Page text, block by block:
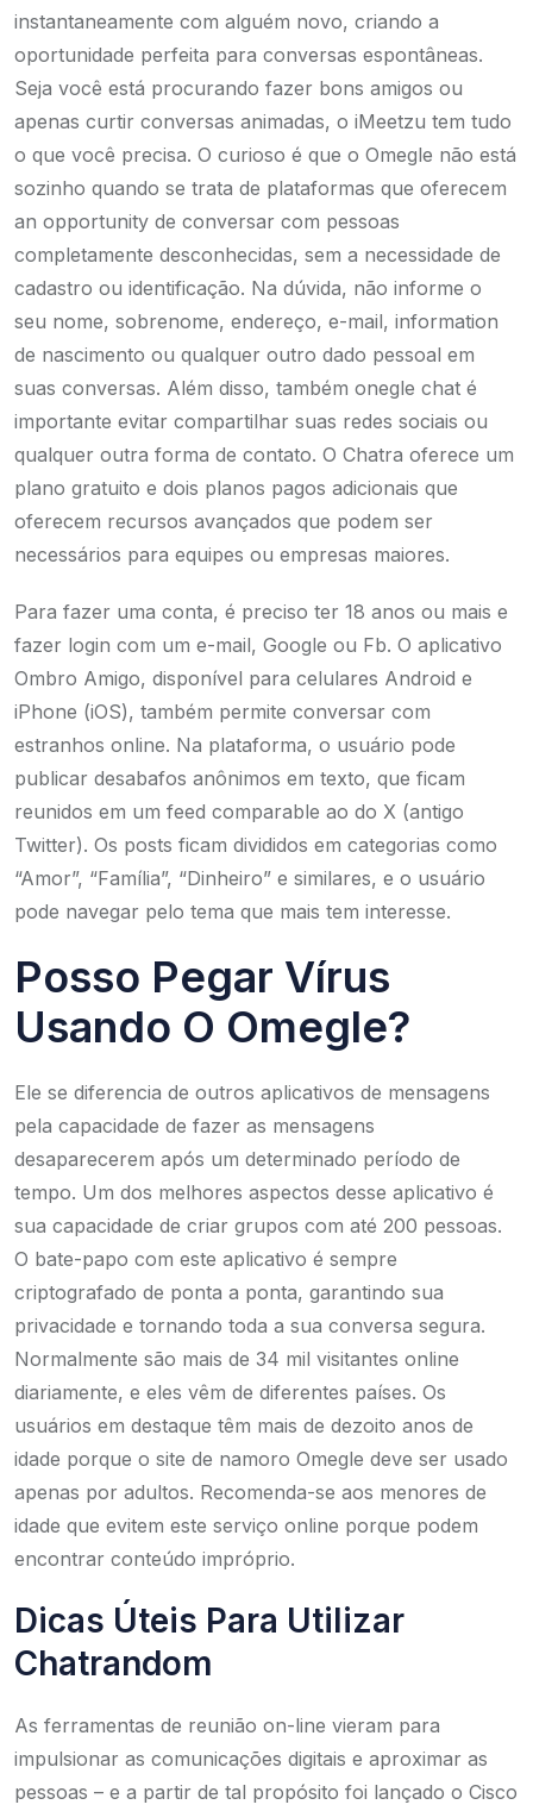
instantaneamente com alguém novo, criando a
oportunidade perfeita para conversas espontâneas.
Seja você está procurando fazer bons amigos ou
apenas curtir conversas animadas, o iMeetzu tem tudo
o que você precisa. O curioso é que o Omegle não está
sozinho quando se trata de plataformas que oferecem
an opportunity de conversar com pessoas
completamente desconhecidas, sem a necessidade de
cadastro ou identificação. Na dúvida, não informe o
seu nome, sobrenome, endereço, e-mail, information
de nascimento ou qualquer outro dado pessoal em
suas conversas. Além disso, também onegle chat é
importante evitar compartilhar suas redes sociais ou
qualquer outra forma de contato. O Chatra oferece um
plano gratuito e dois planos pagos adicionais que
oferecem recursos avançados que podem ser
necessários para equipes ou empresas maiores.
Para fazer uma conta, é preciso ter 18 anos ou mais e
fazer login com um e-mail, Google ou Fb. O aplicativo
Ombro Amigo, disponível para celulares Android e
iPhone (iOS), também permite conversar com
estranhos online. Na plataforma, o usuário pode
publicar desabafos anônimos em texto, que ficam
reunidos em um feed comparable ao do X (antigo
Twitter). Os posts ficam divididos em categorias como
“Amor”, “Família”, “Dinheiro” e similares, e o usuário
pode navegar pelo tema que mais tem interesse.
Posso Pegar Vírus
Usando O Omegle?
Ele se diferencia de outros aplicativos de mensagens
pela capacidade de fazer as mensagens
desaparecerem após um determinado período de
tempo. Um dos melhores aspectos desse aplicativo é
sua capacidade de criar grupos com até 200 pessoas.
O bate-papo com este aplicativo é sempre
criptografado de ponta a ponta, garantindo sua
privacidade e tornando toda a sua conversa segura.
Normalmente são mais de 34 mil visitantes online
diariamente, e eles vêm de diferentes países. Os
usuários em destaque têm mais de dezoito anos de
idade porque o site de namoro Omegle deve ser usado
apenas por adultos. Recomenda-se aos menores de
idade que evitem este serviço online porque podem
encontrar conteúdo impróprio.
Dicas Úteis Para Utilizar
Chatrandom
As ferramentas de reunião on-line vieram para
impulsionar as comunicações digitais e aproximar as
pessoas – e a partir de tal propósito foi lançado o Cisco